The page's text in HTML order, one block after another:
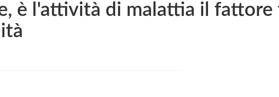
è l'attività di malattia il fattore